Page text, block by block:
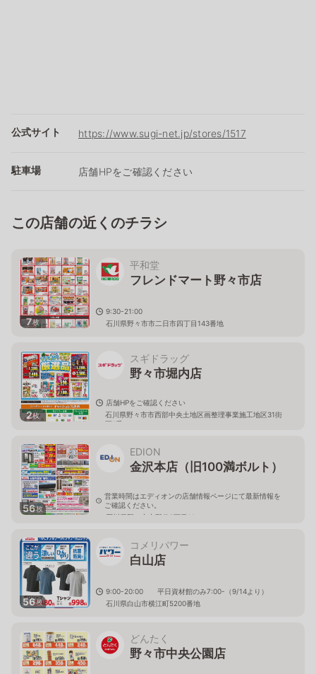
公式サイト https://www.sugi-net.jp/stores/1517
駐車場 店舗HPをご確認ください
この店舗の近くのチラシ
7枚
平和堂
フレンドマート野々市店
9:30-21:00
石川県野々市市二日市四丁目143番地
2枚
スギドラッグ
野々市堀内店
店舗HPをご確認ください
石川県野々市市西部中央土地区画整理事業施工地区31街
区1番
56枚
EDION
金沢本店（旧100満ボルト）
営業時間はエディオンの店舗情報ページにて最新情報を
ご確認ください。
石川県野々市市野代2丁目11
56枚
コメリパワー
白山店
9:00-20:00 平日資材館のみ7:00-（9/14より）
石川県白山市横江町5200番地
どんたく
野々市中央公園店